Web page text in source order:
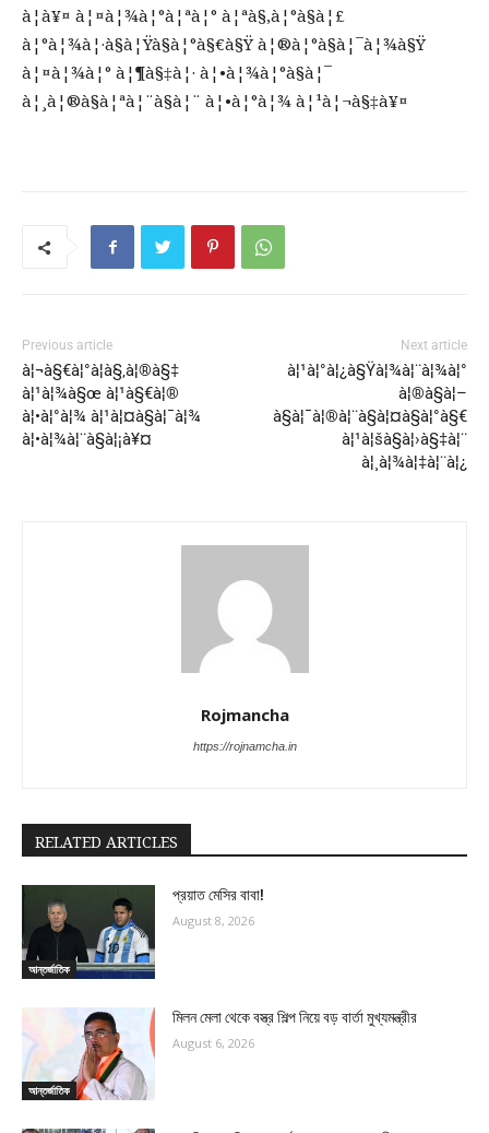
à¦à¥¤ à¦¤à¦¾à¦°à¦ªà¦° à¦ªà§‚à¦°à§à¦£
à¦°à¦¾à¦·à§à¦Ÿà§à¦°à§€à§Ÿ à¦®à¦°à§à¦¯à¦¾à§Ÿ
à¦¤à¦¾à¦° à¦¶à§‡à¦· à¦•à¦¾à¦°à§à¦¯
à¦¸à¦®à§à¦ªà¦¨à§à¦¨ à¦•à¦°à¦¾ à¦¹à¦¬à§‡à¥¤
Previous article
à¦¬à§€à¦°à¦­à§‚à¦®à§‡
à¦¹à¦¾à§œ à¦¹à§€à¦®
à¦•à¦°à¦¾ à¦¹à¦¤à§à¦¯à¦¾
à¦•à¦¾à¦¨à§à¦¡à¥¤
Next article
à¦¹à¦°à¦¿à§Ÿà¦¾à¦¨à¦¾à¦°
à¦®à§à¦–
à§à¦¯à¦®à¦¨à§à¦¤à§à¦°à§€
à¦¹à¦šà§à¦›à§‡à¦¨
à¦¸à¦¾à¦‡à¦¨à¦¿
Rojmancha
https://rojnamcha.in
RELATED ARTICLES
আন্তর্জাতিক
প্রয়াত মেসির বাবা!
August 8, 2026
আন্তর্জাতিক
মিলন মেলা থেকে বস্ত্র শিল্প নিয়ে বড় বার্তা মুখ্যমন্ত্রীর
August 6, 2026